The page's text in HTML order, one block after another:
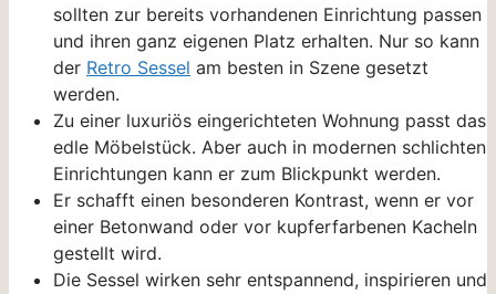
sollten zur bereits vorhandenen Einrichtung passen
und ihren ganz eigenen Platz erhalten. Nur so kann
der Retro Sessel am besten in Szene gesetzt
werden.
Zu einer luxuriös eingerichteten Wohnung passt das
edle Möbelstück. Aber auch in modernen schlichten
Einrichtungen kann er zum Blickpunkt werden.
Er schafft einen besonderen Kontrast, wenn er vor
einer Betonwand oder vor kupferfarbenen Kacheln
gestellt wird.
Die Sessel wirken sehr entspannend, inspirieren und